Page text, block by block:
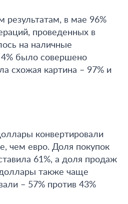
результатам, в мае 96%
проведенных в
на наличные
4% было совершено
схожая картина – 97% и
конвертировали
чем евро. Доля покупок
61%, а доля продаж
также чаще
– 57% против 43%